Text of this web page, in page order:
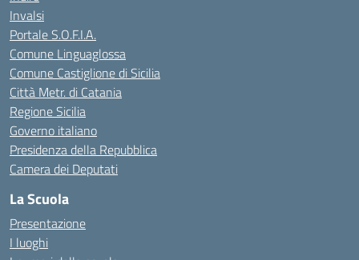
Invalsi
Portale S.O.F.I.A.
Comune Linguaglossa
Comune Castiglione di Sicilia
Città Metr. di Catania
Regione Sicilia
Governo italiano
Presidenza della Repubblica
Camera dei Deputati
La Scuola
Presentazione
I luoghi